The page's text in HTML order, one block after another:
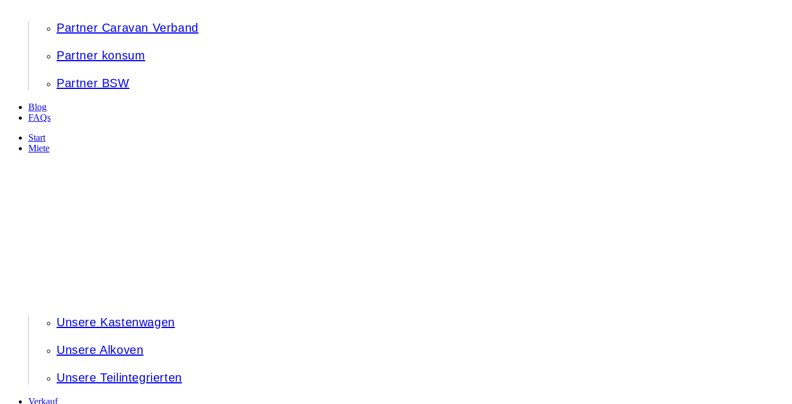
Partner Caravan Verband
Partner konsum
Partner BSW
Blog
FAQs
Start
Miete
Unsere Kastenwagen
Unsere Alkoven
Unsere Teilintegrierten
Verkauf